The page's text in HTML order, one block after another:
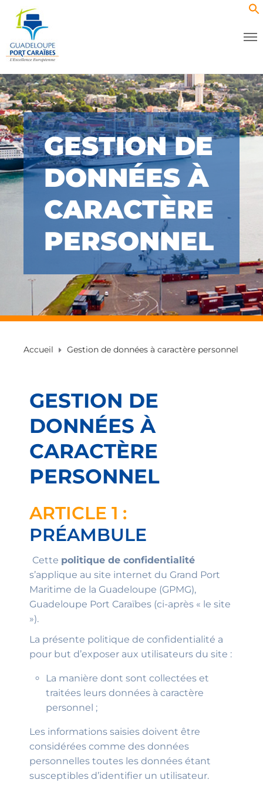
GESTION DE
DONNÉES À
CARACTÈRE
PERSONNEL
Accueil Gestion de données à caractère personnel
GESTION DE
DONNÉES À
CARACTÈRE
PERSONNEL
ARTICLE 1 :
PRÉAMBULE
Cette politique de confidentialité
s’applique au site internet du Grand Port
Maritime de la Guadeloupe (GPMG),
Guadeloupe Port Caraïbes (ci-après « le site
»).
La présente politique de confidentialité a
pour but d’exposer aux utilisateurs du site :
La manière dont sont collectées et
traitées leurs données à caractère
personnel ;
Les informations saisies doivent être
considérées comme des données
personnelles toutes les données étant
susceptibles d’identifier un utilisateur.